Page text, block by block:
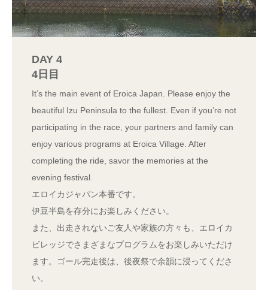
DAY 4
4日目
It’s the main event of Eroica Japan. Please enjoy the
beautiful Izu Peninsula to the fullest. Even if you’re not
participating in the race, your partners and family can
enjoy various programs at Eroica Village. After
completing the ride, savor the memories at the
evening festival.
エロイカジャパン本番です。
伊豆半島を存分にお楽しみください。
また、出走されないご友人や家族の方々も、エロイカ
ビレッジでさまざまなプログラムをお楽しみいただけ
ます。ゴール完走後は、後夜祭で余韻に浸ってくださ
い。